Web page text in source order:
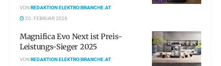
VONREDAKTION ELEKTRO|BRANCHE.AT
20. FEBRUAR 2026
Magnifica Evo Next ist Preis-
Leistungs-Sieger 2025
VONREDAKTION ELEKTRO|BRANCHE.AT